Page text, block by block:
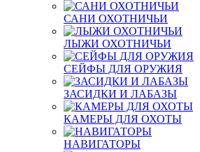
САНИ ОХОТНИЧЬИ
ЛЫЖИ ОХОТНИЧЬИ
СЕЙФЫ ДЛЯ ОРУЖИЯ
ЗАСИДКИ И ЛАБАЗЫ
КАМЕРЫ ДЛЯ ОХОТЫ
НАВИГАТОРЫ